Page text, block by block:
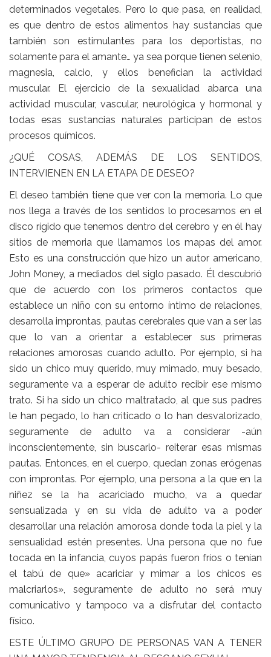
determinados vegetales. Pero lo que pasa, en realidad,
es que dentro de estos alimentos hay sustancias que
también son estimulantes para los deportistas, no
solamente para el amante… ya sea porque tienen selenio,
magnesia, calcio, y ellos benefician la actividad
muscular. El ejercicio de la sexualidad abarca una
actividad muscular, vascular, neurológica y hormonal y
todas esas sustancias naturales participan de estos
procesos químicos.
¿QUÉ COSAS, ADEMÁS DE LOS SENTIDOS,
INTERVIENEN EN LA ETAPA DE DESEO?
El deseo también tiene que ver con la memoria. Lo que
nos llega a través de los sentidos lo procesamos en el
disco rígido que tenemos dentro del cerebro y en él hay
sitios de memoria que llamamos los mapas del amor.
Esto es una construcción que hizo un autor americano,
John Money, a mediados del siglo pasado. Él descubrió
que de acuerdo con los primeros contactos que
establece un niño con su entorno íntimo de relaciones,
desarrolla improntas, pautas cerebrales que van a ser las
que lo van a orientar a establecer sus primeras
relaciones amorosas cuando adulto. Por ejemplo, si ha
sido un chico muy querido, muy mimado, muy besado,
seguramente va a esperar de adulto recibir ese mismo
trato. Si ha sido un chico maltratado, al que sus padres
le han pegado, lo han criticado o lo han desvalorizado,
seguramente de adulto va a considerar -aún
inconscientemente, sin buscarlo- reiterar esas mismas
pautas. Entonces, en el cuerpo, quedan zonas erógenas
con improntas. Por ejemplo, una persona a la que en la
niñez se la ha acariciado mucho, va a quedar
sensualizada y en su vida de adulto va a poder
desarrollar una relación amorosa donde toda la piel y la
sensualidad estén presentes. Una persona que no fue
tocada en la infancia, cuyos papás fueron fríos o tenían
el tabú de que» acariciar y mimar a los chicos es
malcriarlos», seguramente de adulto no será muy
comunicativo y tampoco va a disfrutar del contacto
físico.
ESTE ÚLTIMO GRUPO DE PERSONAS VAN A TENER